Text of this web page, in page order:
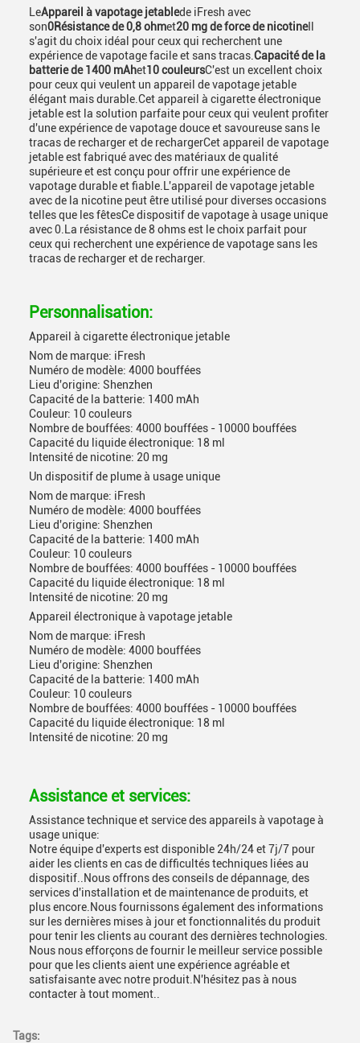
LeAppareil à vapotage jetablede iFresh avec
son0Résistance de 0,8 ohmet20 mg de force de nicotineIl
s'agit du choix idéal pour ceux qui recherchent une
expérience de vapotage facile et sans tracas. Capacité de la
batterie de 1400 mAhet10 couleursC'est un excellent choix
pour ceux qui veulent un appareil de vapotage jetable
élégant mais durable.Cet appareil à cigarette électronique
jetable est la solution parfaite pour ceux qui veulent profiter
d'une expérience de vapotage douce et savoureuse sans le
tracas de recharger et de rechargerCet appareil de vapotage
jetable est fabriqué avec des matériaux de qualité
supérieure et est conçu pour offrir une expérience de
vapotage durable et fiable.L'appareil de vapotage jetable
avec de la nicotine peut être utilisé pour diverses occasions
telles que les fêtesCe dispositif de vapotage à usage unique
avec 0.La résistance de 8 ohms est le choix parfait pour
ceux qui recherchent une expérience de vapotage sans les
tracas de recharger et de recharger.
Personnalisation:
Appareil à cigarette électronique jetable
Nom de marque: iFresh
Numéro de modèle: 4000 bouffées
Lieu d'origine: Shenzhen
Capacité de la batterie: 1400 mAh
Couleur: 10 couleurs
Nombre de bouffées: 4000 bouffées - 10000 bouffées
Capacité du liquide électronique: 18 ml
Intensité de nicotine: 20 mg
Un dispositif de plume à usage unique
Nom de marque: iFresh
Numéro de modèle: 4000 bouffées
Lieu d'origine: Shenzhen
Capacité de la batterie: 1400 mAh
Couleur: 10 couleurs
Nombre de bouffées: 4000 bouffées - 10000 bouffées
Capacité du liquide électronique: 18 ml
Intensité de nicotine: 20 mg
Appareil électronique à vapotage jetable
Nom de marque: iFresh
Numéro de modèle: 4000 bouffées
Lieu d'origine: Shenzhen
Capacité de la batterie: 1400 mAh
Couleur: 10 couleurs
Nombre de bouffées: 4000 bouffées - 10000 bouffées
Capacité du liquide électronique: 18 ml
Intensité de nicotine: 20 mg
Assistance et services:
Assistance technique et service des appareils à vapotage à
usage unique:
Notre équipe d'experts est disponible 24h/24 et 7j/7 pour
aider les clients en cas de difficultés techniques liées au
dispositif..Nous offrons des conseils de dépannage, des
services d'installation et de maintenance de produits, et
plus encore.Nous fournissons également des informations
sur les dernières mises à jour et fonctionnalités du produit
pour tenir les clients au courant des dernières technologies.
Nous nous efforçons de fournir le meilleur service possible
pour que les clients aient une expérience agréable et
satisfaisante avec notre produit.N'hésitez pas à nous
contacter à tout moment..
Tags: